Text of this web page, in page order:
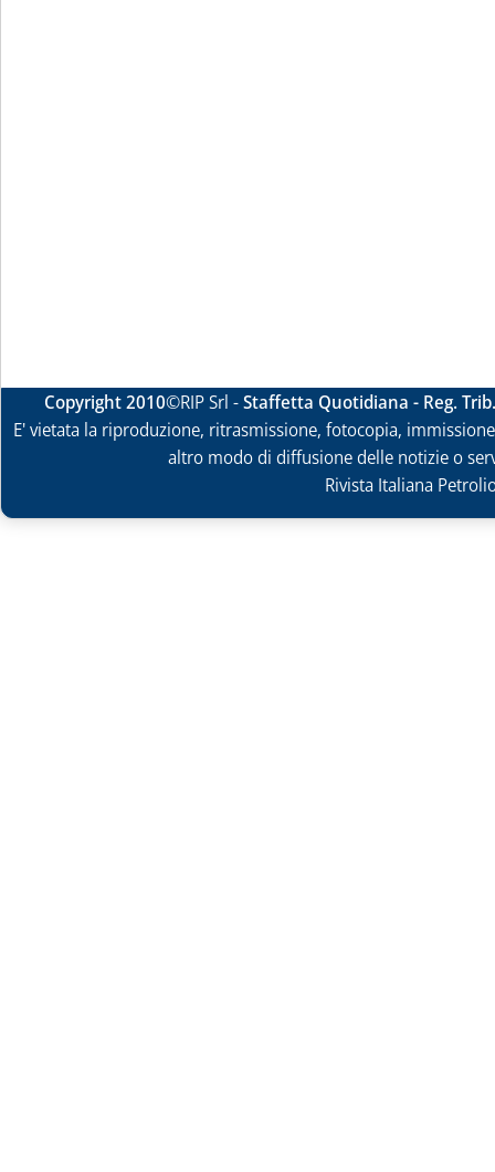
Copyright 2010©RIP Srl -Staffetta Quotidiana - Reg.
E' vietata la riproduzione, ritrasmissione, fotocopia,
altro modo di diffusione delle notizie o
Rivista Italiana